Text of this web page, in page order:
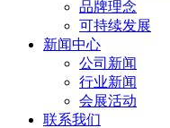
品牌理念
可持续发展
新闻中心
公司新闻
行业新闻
会展活动
联系我们